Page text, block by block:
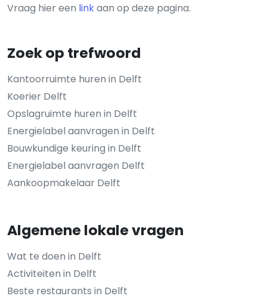
Vraag hier een linkaan op deze pagina.
Zoek op trefwoord
Kantoorruimte huren in Delft
Koerier Delft
Opslagruimte huren in Delft
Energielabel aanvragen in Delft
Bouwkundige keuring in Delft
Energielabel aanvragen Delft
Aankoopmakelaar Delft
Algemene lokale vragen
Wat te doen in Delft
Activiteiten in Delft
Beste restaurants in Delft